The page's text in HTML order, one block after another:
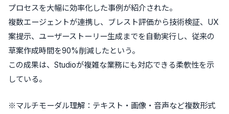
プロセスを大幅に効率化した事例が紹介された。
複数エージェントが連携し、ブレスト評価から技術検証、UX
案提示、ユーザーストーリー生成までを自動実行し、従来の
草案作成時間を90%削減したという。
この成果は、Studioが複雑な業務にも対応できる柔軟性を示
している。
※マルチモーダル理解：テキスト・画像・音声など複数形式